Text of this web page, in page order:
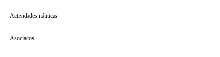
Actividades náuticas
Asociados